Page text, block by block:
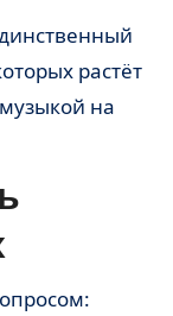
растёт
на